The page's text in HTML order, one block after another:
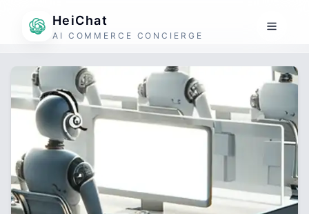
HeiChat
AI COMMERCE CONCIERGE